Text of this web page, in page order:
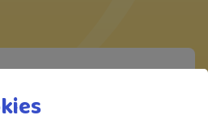
Bebeclub.Latam